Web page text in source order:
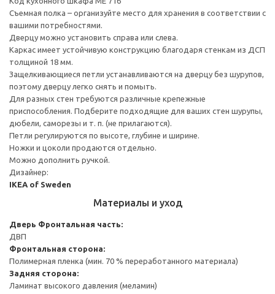
Съемная полка – организуйте место для хранения в соответствии с
вашими потребностями.
Дверцу можно установить справа или слева.
Каркас имеет устойчивую конструкцию благодаря стенкам из ДСП
толщиной 18 мм.
Защелкивающиеся петли устанавливаются на дверцу без шурупов,
поэтому дверцу легко снять и помыть.
Для разных стен требуются различные крепежные
приспособления. Подберите подходящие для ваших стен шурупы,
дюбели, саморезы и т. п. (не прилагаются).
Петли регулируются по высоте, глубине и ширине.
Ножки и цоколи продаются отдельно.
Можно дополнить ручкой.
Дизайнер:
IKEA of Sweden
Материалы и уход
Дверь Фронтальная часть:
ДВП
Фронтальная сторона:
Полимерная пленка (мин. 70 % переработанного материала)
Задняя сторона:
Ламинат высокого давления (меламин)